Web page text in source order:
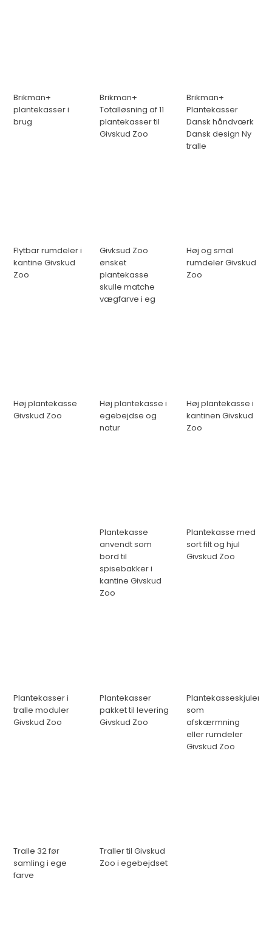
Brikman+
plantekasser i
brug
Brikman+
Totalløsning af 11
plantekasser til
Givskud Zoo
Brikman+
Plantekasser
Dansk håndværk
Dansk design Ny
tralle
Flytbar rumdeler i
kantine Givskud
Zoo
Givksud Zoo
ønsket
plantekasse
skulle matche
vægfarve i eg
Høj og smal
rumdeler Givskud
Zoo
Høj plantekasse
Givskud Zoo
Høj plantekasse i
egebejdse og
natur
Høj plantekasse i
kantinen Givskud
Zoo
Plantekasse
anvendt som
bord til
spisebakker i
kantine Givskud
Zoo
Plantekasse med
sort filt og hjul
Givskud Zoo
Plantekasser i
tralle moduler
Givskud Zoo
Plantekasser
pakket til levering
Givskud Zoo
Plantekasseskjuler
som
afskærmning
eller rumdeler
Givskud Zoo
Tralle 32 før
samling i ege
farve
Traller til Givskud
Zoo i egebejdset